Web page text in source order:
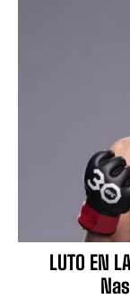
LUTO EN